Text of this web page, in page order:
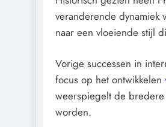
veranderende dynamiek
naar een vloeiende stijl
Vorige successen in
focus op het ontwikkelen
weerspiegelt de
worden.